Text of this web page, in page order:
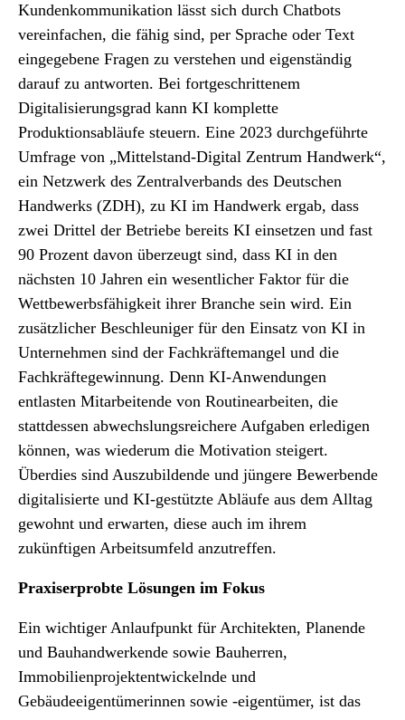
Kundenkommunikation lässt sich durch Chatbots
vereinfachen, die fähig sind, per Sprache oder Text
eingegebene Fragen zu verstehen und eigenständig
darauf zu antworten. Bei fortgeschrittenem
Digitalisierungsgrad kann KI komplette
Produktionsabläufe steuern. Eine 2023 durchgeführte
Umfrage von „Mittelstand-Digital Zentrum Handwerk“,
ein Netzwerk des Zentralverbands des Deutschen
Handwerks (ZDH), zu KI im Handwerk ergab, dass
zwei Drittel der Betriebe bereits KI einsetzen und fast
90 Prozent davon überzeugt sind, dass KI in den
nächsten 10 Jahren ein wesentlicher Faktor für die
Wettbewerbsfähigkeit ihrer Branche sein wird. Ein
zusätzlicher Beschleuniger für den Einsatz von KI in
Unternehmen sind der Fachkräftemangel und die
Fachkräftegewinnung. Denn KI-Anwendungen
entlasten Mitarbeitende von Routinearbeiten, die
stattdessen abwechslungsreichere Aufgaben erledigen
können, was wiederum die Motivation steigert.
Überdies sind Auszubildende und jüngere Bewerbende
digitalisierte und KI-gestützte Abläufe aus dem Alltag
gewohnt und erwarten, diese auch im ihrem
zukünftigen Arbeitsumfeld anzutreffen.
Praxiserprobte Lösungen im Fokus
Ein wichtiger Anlaufpunkt für Architekten, Planende
und Bauhandwerkende sowie Bauherren,
Immobilienprojektentwickelnde und
Gebäudeeigentümerinnen sowie -eigentümer, ist das